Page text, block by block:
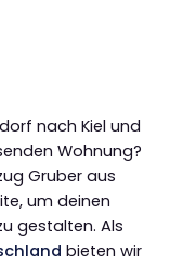
nach Kiel und
Wohnung?
Gruber aus
um deinen
gestalten. Als
bieten wir